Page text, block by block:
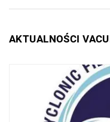
AKTUALNOŚCI